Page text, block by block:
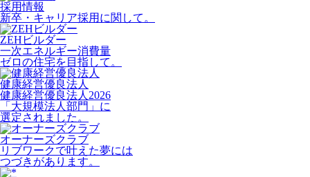
採用情報
新卒・キャリア採用に関して。
ZEHビルダー
一次エネルギー消費量
ゼロの住宅を目指して。
健康経営優良法人
健康経営優良法人2026
「大規模法人部門」に
選定されました。
オーナーズクラブ
リブワークで叶えた夢には
つづきがあります。